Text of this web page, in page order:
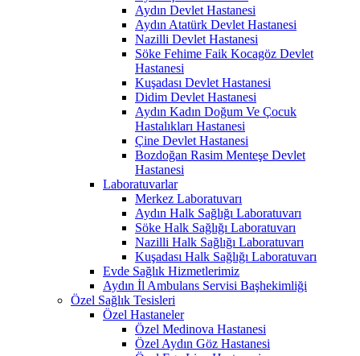
Aydın Devlet Hastanesi
Aydın Atatürk Devlet Hastanesi
Nazilli Devlet Hastanesi
Söke Fehime Faik Kocagöz Devlet
Hastanesi
Kuşadası Devlet Hastanesi
Didim Devlet Hastanesi
Aydın Kadın Doğum Ve Çocuk
Hastalıkları Hastanesi
Çine Devlet Hastanesi
Bozdoğan Rasim Menteşe Devlet
Hastanesi
Laboratuvarlar
Merkez Laboratuvarı
Aydın Halk Sağlığı Laboratuvarı
Söke Halk Sağlığı Laboratuvarı
Nazilli Halk Sağlığı Laboratuvarı
Kuşadası Halk Sağlığı Laboratuvarı
Evde Sağlık Hizmetlerimiz
Aydın İl Ambulans Servisi Başhekimliği
Özel Sağlık Tesisleri
Özel Hastaneler
Özel Medinova Hastanesi
Özel Aydın Göz Hastanesi